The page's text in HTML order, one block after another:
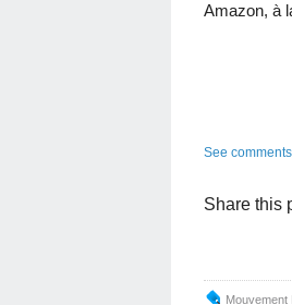
Amazon, à
See comments
Share this
Mouvement